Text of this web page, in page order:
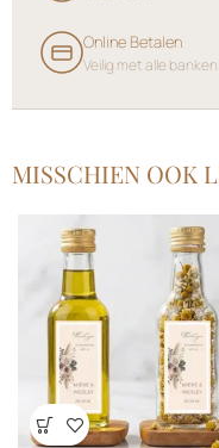
Online Betalen
Veilig met alle banken
MISSCHIEN OOK
Wensenlijst